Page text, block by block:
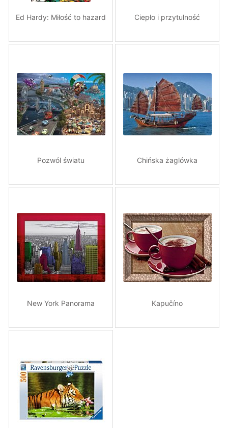
Ed Hardy: Miłość to hazard Ciepło i przytulność
Pozwól światu Chińska żaglówka
New York Panorama Kapučíno